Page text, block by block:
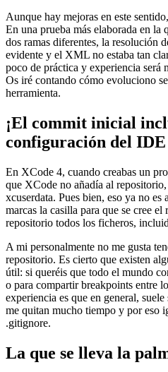
Aunque hay mejoras en este
En una prueba más elaborada en
dos ramas diferentes, la resolución
evidente y el XML no estaba tan
poco de práctica y experiencia será
Os iré contando cómo evoluciono
herramienta.
¡El commit inicial
configuración del
En XCode 4, cuando creabas un
que XCode no añadía al
xcuserdata. Pues bien, eso ya no
marcas la casilla para que se cree
repositorio todos los ficheros,
A mi personalmente no me gusta
repositorio. Es cierto que existen
útil: si queréis que todo el mundo
o para compartir breakpoints entre
experiencia es que en general,
me quitan mucho tiempo y por eso
.gitignore.
La que se lleva la